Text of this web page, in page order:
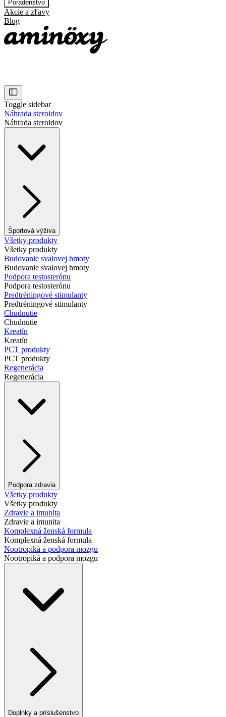
Poradenstvo
Akcie a zľavy
Blog
Toggle sidebar
Náhrada steroidov
Náhrada steroidov
Športová výživa
Všetky produkty
Všetky produkty
Budovanie svalovej hmoty
Budovanie svalovej hmoty
Podpora testosterónu
Podpora testosterónu
Predtréningové stimulanty
Predtréningové stimulanty
Chudnutie
Chudnutie
Kreatín
Kreatín
PCT produkty
PCT produkty
Regenerácia
Regenerácia
Podpora zdravia
Všetky produkty
Všetky produkty
Zdravie a imunita
Zdravie a imunita
Komplexná ženská formula
Komplexná ženská formula
Nootropiká a podpora mozgu
Nootropiká a podpora mozgu
Doplnky a príslušenstvo